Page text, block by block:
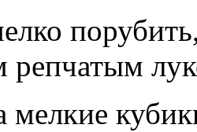
репчатым
мелкие